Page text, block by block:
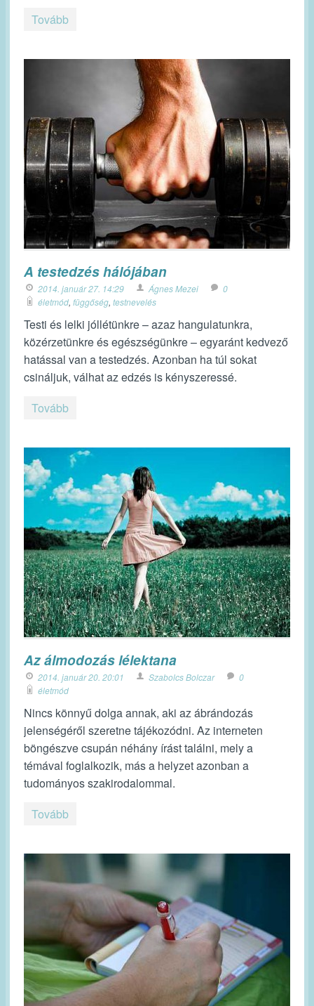
Tovább
A testedzés hálójában
2014. január 27. 14:29 Ágnes Mezei
0
életmód, függőség, testnevelés
Testi és lelki jóllétünkre – azaz hangulatunkra,
közérzetünkre és egészségünkre – egyaránt kedvező
hatással van a testedzés. Azonban ha túl sokat
csináljuk, válhat az edzés is kényszeressé.
Tovább
Az álmodozás lélektana
2014. január 20. 20:01 Szabolcs Bolczar
0
életmód
Nincs könnyű dolga annak, aki az ábrándozás
jelenségéről szeretne tájékozódni. Az interneten
böngészve csupán néhány írást találni, mely a
témával foglalkozik, más a helyzet azonban a
tudományos szakirodalommal.
Tovább